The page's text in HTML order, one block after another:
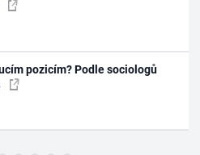
pozicím? Podle sociologů